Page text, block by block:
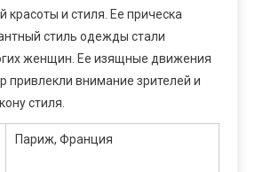
красоты и стиля. Ее прическа
стиль одежды стали
женщин. Ее изящные движения
привлекли внимание зрителей и
стиля.
Париж, Франция